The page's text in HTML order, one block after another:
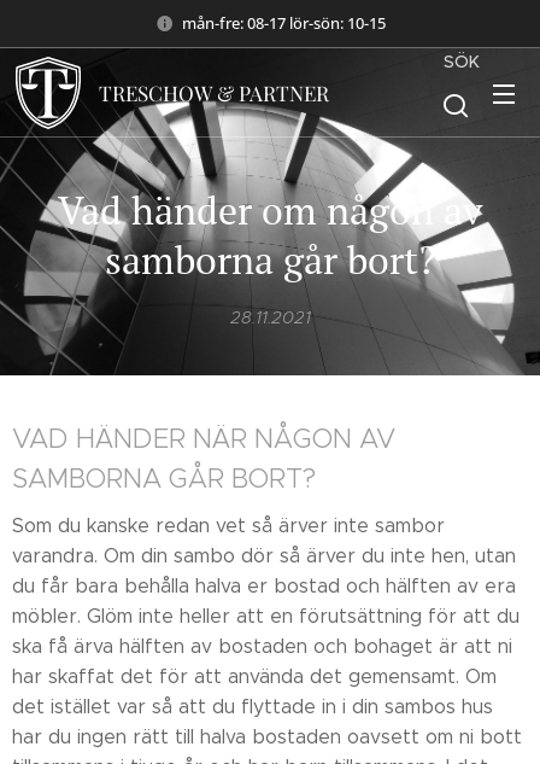
mån-fre: 08-17 lör-sön: 10-15
TRESCHOW & PARTNER
SÖK
Vad händer om någon av
samborna går bort?
28.11.2021
VAD HÄNDER NÄR NÅGON AV
SAMBORNA GÅR BORT?
Som du kanske redan vet så ärver inte sambor
varandra. Om din sambo dör så ärver du inte hen, utan
du får bara behålla halva er bostad och hälften av era
möbler. Glöm inte heller att en förutsättning för att du
ska få ärva hälften av bostaden och bohaget är att ni
har skaffat det för att använda det gemensamt. Om
det istället var så att du flyttade in i din sambos hus
har du ingen rätt till halva bostaden oavsett om ni bott